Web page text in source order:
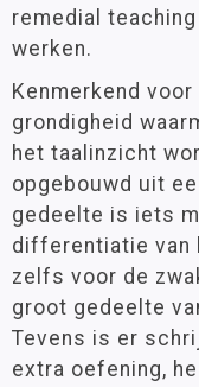
remedial
werken.
Kenmerkend
grondigheid
het taalinzicht
opgebouwd uit
gedeelte is iets
differentiatie van
zelfs voor de
groot gedeelte
Tevens is er
extra oefening,